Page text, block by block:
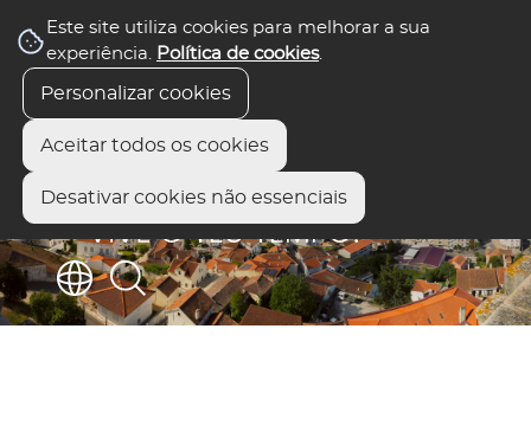
Este site utiliza cookies para melhorar a sua
experiência. Política de cookies.
Personalizar cookies
Aceitar todos os cookies
Desativar cookies não essenciais